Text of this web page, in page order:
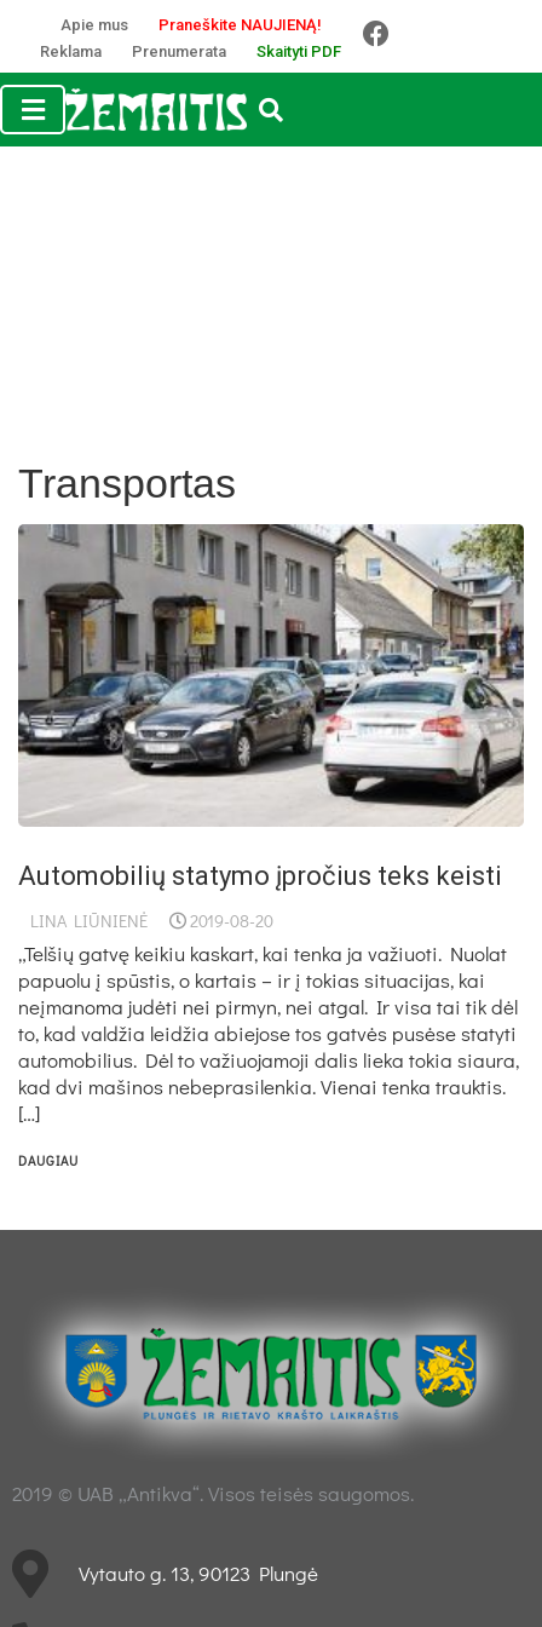
Apie mus
Praneškite NAUJIENĄ!
Reklama
Prenumerata Skaityti PDF
Transportas
Automobilių statymo įpročius teks keisti
LINA LIŪNIENĖ 2019-08-20
„Tel­šių gat­vę kei­kiu kas­kart, kai ten­ka ja va­žiuo­ti. Nuo­lat
pa­puo­lu į spūs­tis, o kar­tais – ir į to­kias si­tua­ci­jas, kai
neį­ma­no­ma ju­dė­ti nei pir­myn, nei at­gal. Ir vi­sa tai tik dėl
to, kad val­džia lei­džia abie­jo­se tos gat­vės pu­sė­se sta­ty­ti
au­to­mo­bi­lius. Dėl to va­žiuo­ja­mo­ji da­lis lie­ka to­kia siau­ra,
kad dvi ma­ši­nos ne­bep­ra­si­len­kia. Vie­nai ten­ka trauk­tis.
[…]
DAUGIAU
2019 © UAB „Antikva“. Visos teisės saugomos.
Vytauto g. 13, 90123 Plungė